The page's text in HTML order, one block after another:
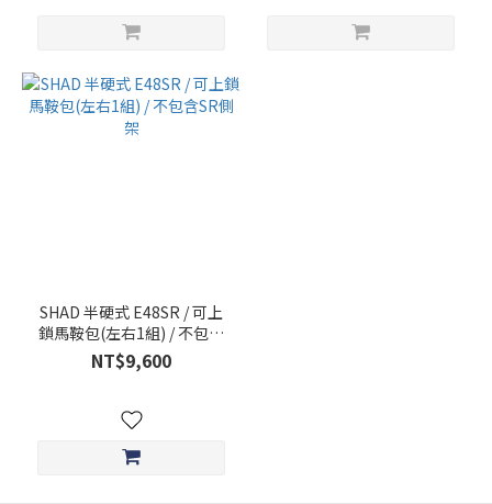
SHAD 半硬式 E48SR / 可上
鎖馬鞍包(左右1組) / 不包含
SR側架
NT$9,600